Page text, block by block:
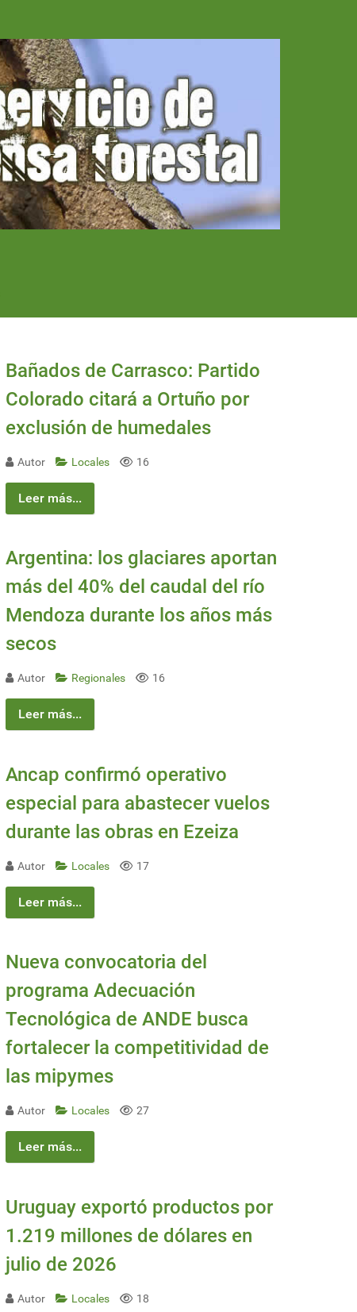
Bañados de Carrasco: Partido
Colorado citará a Ortuño por
exclusión de humedales
Autor Locales 16
Leer más...
Argentina: los glaciares aportan
más del 40% del caudal del río
Mendoza durante los años más
secos
Autor Regionales 16
Leer más...
Ancap confirmó operativo
especial para abastecer vuelos
durante las obras en Ezeiza
Autor Locales 17
Leer más...
Nueva convocatoria del
programa Adecuación
Tecnológica de ANDE busca
fortalecer la competitividad de
las mipymes
Autor Locales 27
Leer más...
Uruguay exportó productos por
1.219 millones de dólares en
julio de 2026
Autor Locales 18